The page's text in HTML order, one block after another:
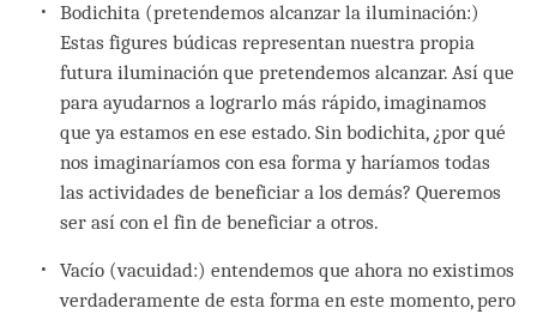
Bodichita (pretendemos alcanzar la iluminación:)
Estas figures búdicas representan nuestra propia
futura iluminación que pretendemos alcanzar. Así que
para ayudarnos a lograrlo más rápido, imaginamos
que ya estamos en ese estado. Sin bodichita, ¿por qué
nos imaginaríamos con esa forma y haríamos todas
las actividades de beneficiar a los demás? Queremos
ser así con el fin de beneficiar a otros.
Vacío (vacuidad:) entendemos que ahora no existimos
verdaderamente de esta forma en este momento, pero